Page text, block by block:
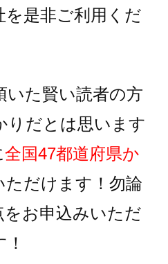
を是非ご利用くだ
いた賢い読者の方
りだとは思います
全国47都道府県か
ただけます！ 勿論
をお申込みいただ